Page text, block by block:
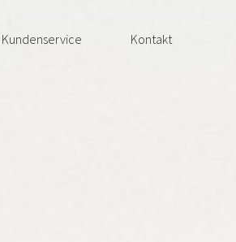
Kundenservice Kontakt